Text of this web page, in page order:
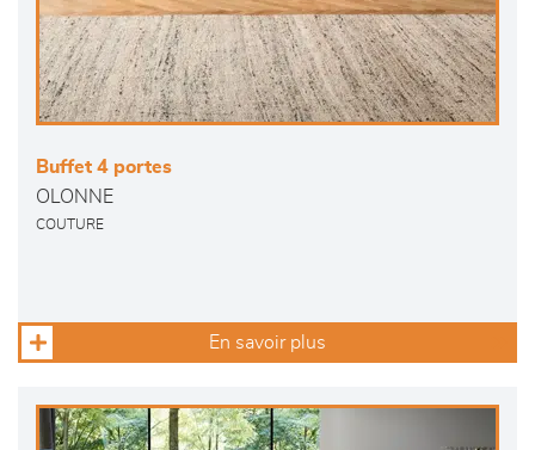
Buffet 4 portes
OLONNE
COUTURE
En savoir plus